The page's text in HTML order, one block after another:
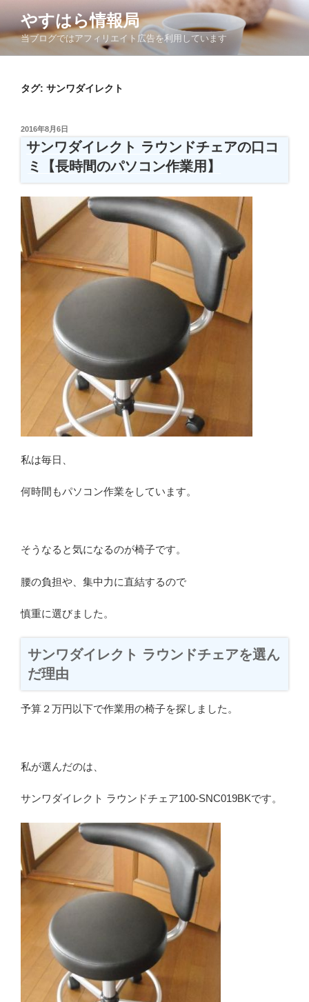
テ
ン
やすはら情報局
当ブログではアフィリエイト広告を利用しています
タグ: サンワダイレクト
投
2016年8月6日
サンワダイレクト ラウンドチェアの口コ
ミ【長時間のパソコン作業用】
私は毎日、
何時間もパソコン作業をしています。
そうなると気になるのが椅子です。
腰の負担や、集中力に直結するので
慎重に選びました。
サンワダイレクト ラウンドチェアを選ん
だ理由
予算２万円以下で作業用の椅子を探しました。
私が選んだのは、
サンワダイレクト ラウンドチェア100-SNC019BKです。